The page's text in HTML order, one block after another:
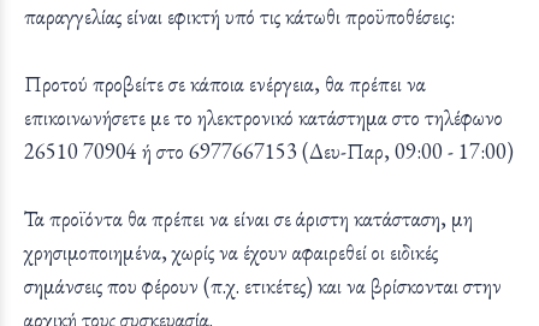
παραγγελίας είναι εφικτή υπό τις κάτωθι προϋποθέσεις:
Προτού προβείτε σε κάποια ενέργεια, θα πρέπει να
επικοινωνήσετε με το ηλεκτρονικό κατάστημα στο τηλέφωνο
26510 70904 ή στο 6977667153 (Δευ-Παρ, 09:00 - 17:00)
Τα προϊόντα θα πρέπει να είναι σε άριστη κατάσταση, μη
χρησιμοποιημένα, χωρίς να έχουν αφαιρεθεί οι ειδικές
σημάνσεις που φέρουν (π.χ. ετικέτες) και να βρίσκονται στην
αρχική τους συσκευασία.